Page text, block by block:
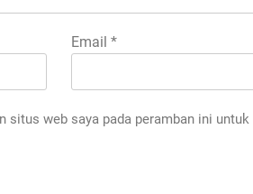
Email *
situs web saya pada peramban ini